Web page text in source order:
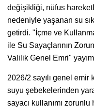
değişikliği, nüfus
nedeniyle yaşanan su
getirdi. "İçme ve
ile Su Sayaçlarının
Valilik Genel Emri"
2026/2 sayılı genel emir
suyu şebekelerinden
sayacı kullanımı